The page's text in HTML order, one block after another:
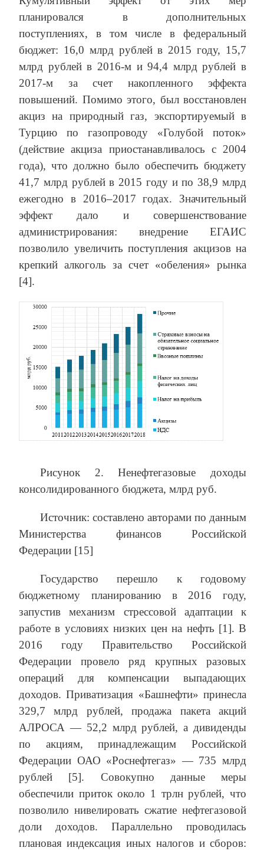
планировался в дополнительных
поступлениях, в том числе в федеральный
бюджет: 16,0 млрд рублей в 2015 году, 15,7
млрд рублей в 2016-м и 94,4 млрд рублей в
2017-м за счет накопленного эффекта
повышений. Помимо этого, был восстановлен
акциз на природный газ, экспортируемый в
Турцию по газопроводу «Голубой поток»
(действие акциза приостанавливалось с 2004
года), что должно было обеспечить бюджету
41,7 млрд рублей в 2015 году и по 38,9 млрд
ежегодно в 2016–2017 годах. Значительный
эффект дало и совершенствование
администрирования: внедрение ЕГАИС
позволило увеличить поступления акцизов на
крепкий алкоголь за счет «обеления» рынка
[4].
Рисунок 2. Ненефтегазовые доходы
консолидированного бюджета, млрд руб.
Источник: составлено авторами по данным
Министерства финансов Российской
Федерации [15]
Государство перешло к годовому
бюджетному планированию в 2016 году,
запустив механизм стрессовой адаптации к
работе в условиях низких цен на нефть [1]. В
2016 году Правительство Российской
Федерации провело ряд крупных разовых
операций для компенсации выпадающих
доходов. Приватизация «Башнефти» принесла
329,7 млрд рублей, продажа пакета акций
АЛРОСА — 52,2 млрд рублей, а дивиденды
по акциям, принадлежащим Российской
Федерации ОАО «Роснефтегаз» — 735 млрд
рублей [5]. Совокупно данные меры
обеспечили приток около 1 трлн рублей, что
позволило нивелировать сжатие нефтегазовой
доли доходов. Параллельно проводилась
плановая индексация иных налогов и сборов: